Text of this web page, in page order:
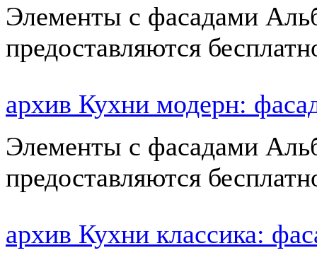
Элементы с фасадами
предоставляются
архив Кухни модерн:
Элементы с фасадами
предоставляются
архив Кухни классика: